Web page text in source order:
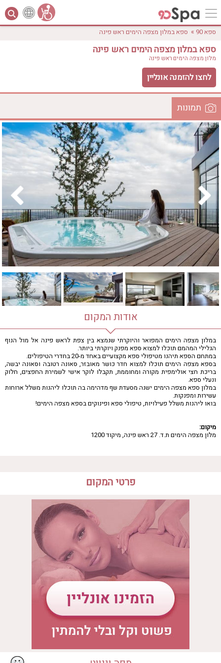
לפי אבזורים
אירוודה
ארוחה
בריכה מחוממת
בריכה חיצונית
ג'קוזי פרטי
חדר כושר
חמאם טורקי
טיפול במים
טיפול קלאסי
טיפולי קוסמטיקה
סאונה רטובה
סאונה יבשה
עיסוי תאילנדי
שיאצו
אישור טווח מחירים ₪0 - ₪3000
ספא 90 » ספא במלון מצפה הימים ראש פינה
ספא במלון מצפה הימים ראש פינה
מלון מצפה הימים ראש פינה
לחצו להזמנה אונליין
תמונות
המקום
אודות המקום
במלון מצפה הימים המפואר והיוקרתי שנמצא בין צפת לראש פינה אל מול הנוף
הגלילי המהמם תוכלו למצוא ספא מפנק ויוקרתי ביותר.
במתחם הספא תיהנו מטיפולי ספא מקצועיים באחד מ-20 בחדרי הטיפולים.
בספא מצפה הימים תוכלו למצוא חדר כושר מאובזר, סאונה רטובה וסאונה יבשה,
בריכת חצי אולימפית מקורה ומחוממת, תקבלו לוקר אישי לשמירת החפצים, חלוק
ונעלי ספא.
במלון ספא מצפה הימים ישנה מסעדת שף מדהימה בה תוכלו ליהנות משלל ארוחות
עשירות ומפנקות.
בואו ליהנות משלל פעילויות, טיפולי ספא ופינוקים בספא מצפה הימים!
מיקום:
מלון מצפה הימים ת.ד. 27 ראש פינה, מיקוד 1200
יום ראשון
09:00 - 20:00
יום שני
09:00 - 20:00
יום שלישי
09:00 - 20:00
יום רביעי
יום חמישי
09:00 - 20:00
יום שישי
09:00 - 19:00
פרטי המקום
המקום מתאים ל
• ספא יחיד
• ספא זוגי
• יום כיף
• ספא בבית מלון
איבזור במקום
• בריכה מחוממת
• ג'קוזי
• טיפול קלאסי
• טיפולי קוסמטיקה